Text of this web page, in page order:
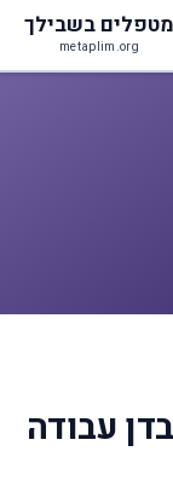
מטפלים בשבילך
metaplim.org
עבודה